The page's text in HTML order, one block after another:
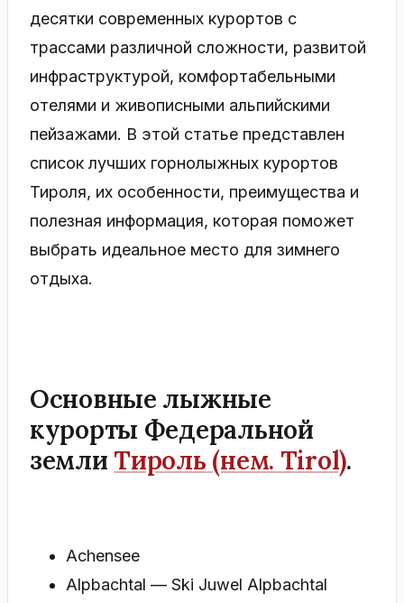
десятки современных курортов с
трассами различной сложности, развитой
инфраструктурой, комфортабельными
отелями и живописными альпийскими
пейзажами. В этой статье представлен
список лучших горнолыжных курортов
Тироля, их особенности, преимущества и
полезная информация, которая поможет
выбрать идеальное место для зимнего
отдыха.
Основные лыжные
курорты Федеральной
земли Тироль (нем. Tirol).
Achensee
Alpbachtal — Ski Juwel Alpbachtal